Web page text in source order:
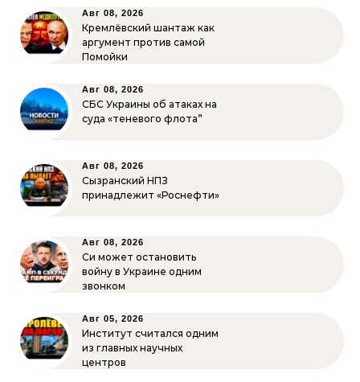
Авг 08, 2026
Кремлёвский шантаж как
аргумент против самой
Помойки
Авг 08, 2026
СБС Украины об атаках на
суда «теневого флота”
Авг 08, 2026
Сызранский НПЗ
принадлежит «Роснефти»
Авг 08, 2026
Си может остановить
войну в Украине одним
звонком
Авг 05, 2026
Институт считался одним
из главных научных
центров